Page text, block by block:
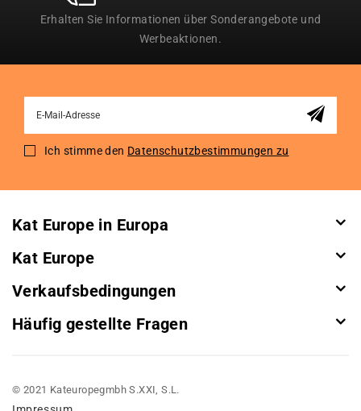
Erhalten Sie Informationen über Sonderangebote und
Werbeaktionen.
for
Ich stimme den Datenschutzbestimmungen zu
Kat Europe in Europa
Kat Europe
Verkaufsbedingungen
Häufig gestellte Fragen
© 2021 Kateuropegmbh S.XXI, S.L.